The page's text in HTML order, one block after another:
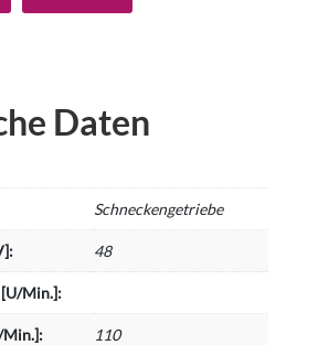
Daten
Schneckengetriebe
48
Min.]:
Min.]: 110